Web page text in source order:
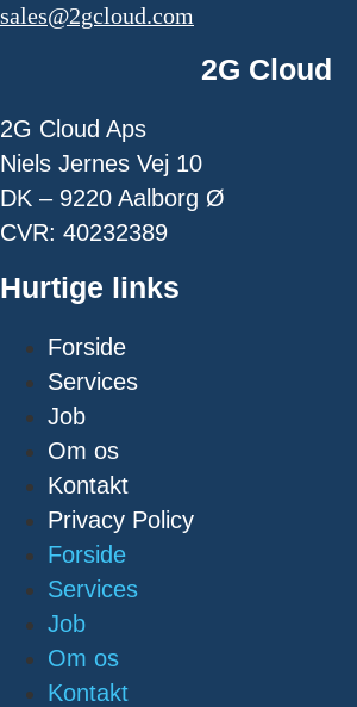
sales@2gcloud.com
2G Cloud
2G Cloud Aps
Niels Jernes Vej 10
DK – 9220 Aalborg Ø
CVR: 40232389
Hurtige links
Forside
Services
Job
Om os
Kontakt
Privacy Policy
Forside
Services
Job
Om os
Kontakt